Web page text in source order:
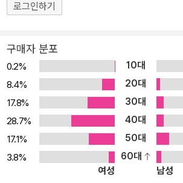
이 소설이 집필된 1960년대는 격변의 시대였
니다’ 연설을 한 해가 1963년, 암살당한 해가
의 대중 운동도 기세를 얻었다. 흑인 문학에도
까지는 노예제의 참상과 인종차별의 부당함을
지배적이었으며 흑인과 백인의 관계에 초점이
백인은 억압하고 흑인은 억압받는다는 단순한
설명하기 힘들어졌고, 점차 작가들은 흑인과
이 흑인 사회 내부에서 발현되는 방식에 관심
이러한 변화의 중심에 토니 모리슨이 있었다. 차별과 빈곤, 폭력이 대
물림되는 흑인 사회의 슬픈 연대기 1941년 미국 오하이오주 로레인.
로그인하기
구매자 분포
0.2% 10대
8.4%
20대
17.8%
30대
28.7%
40대
17.1%
50대
3.8%
60대
여성
남성